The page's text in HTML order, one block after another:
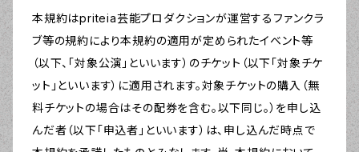
本規約はpriteia芸能プロダクションが運営するファンクラ
ブ等の規約により本規約の適用が定められたイベント等
（以下、「対象公演」といいます）のチケット（以下「対象チケ
ット」といいます）に適用されます。対象チケットの購入（無
料チケットの場合はその配券を含む。以下同じ。）を申し込
んだ者（以下「申込者」といいます）は、申し込んだ時点で